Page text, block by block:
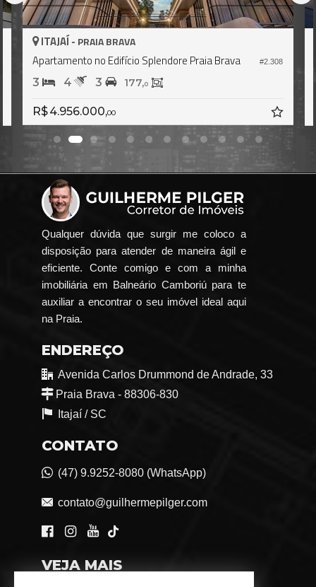
#2.308
ITAJAÍ - PRAIA BRAVA
Apartamento no Edifício Splendore Praia Brava
3 4 3 177,0
R$ 4.956.000,00
Qualquer dúvida que surgir me coloco a
disposição para atender de maneira ágil e
eficiente. Conte comigo e com a minha
imobiliária em Balneário Camboriú para te
auxiliar a encontrar o seu imóvel ideal aqui
na Praia.
ENDEREÇO
Avenida Carlos Drummond de Andrade, 33
Praia Brava - 88306-830
Itajaí / SC
CONTATO
(47) 9.9252-8080 (WhatsApp)
contato@guilhermepilger.com
VEJA MAIS